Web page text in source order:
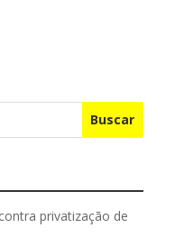
Buscar
privatização de